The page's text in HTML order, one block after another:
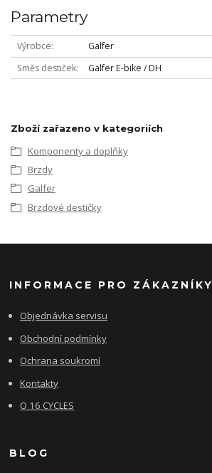
Parametry
Výrobce
Galfer
Směs destiček
Galfer E-bike / DH
Zboží zařazeno v kategoriích
Komponenty a doplňky
Brzdy
Galfer
Brzdové destičky
INFORMACE PRO ZÁKAZNÍKY
Objednávka servisu
Obchodní podmínky
Ochrana soukromí
Kontakty
O 16 CYCLES
BLOG